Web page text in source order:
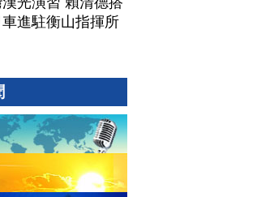
進駐衡山指揮所